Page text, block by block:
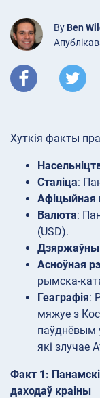
By Ben
Хуткія факты
Сталіца:
Афіцыйная
Валюта:
(USD).
Асноўная
рымска-
Геаграфія:
мяжуе з
паўднёвым
які злучае
Факт 1:
даходаў краіны